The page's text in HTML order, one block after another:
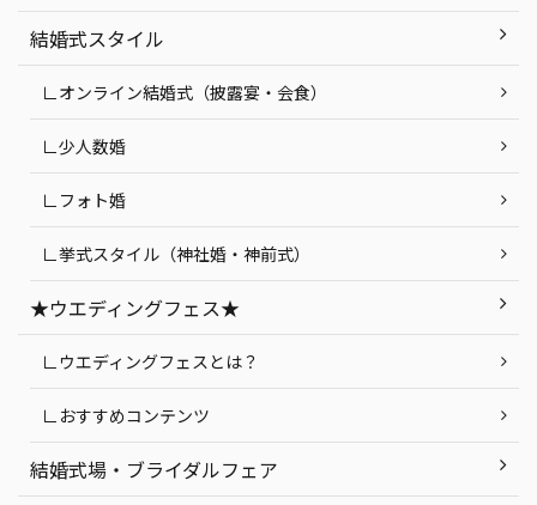
結婚式スタイル
∟オンライン結婚式（披露宴・会食）
∟少人数婚
∟フォト婚
∟挙式スタイル（神社婚・神前式）
★ウエディングフェス★
∟ウエディングフェスとは？
∟おすすめコンテンツ
結婚式場・ブライダルフェア